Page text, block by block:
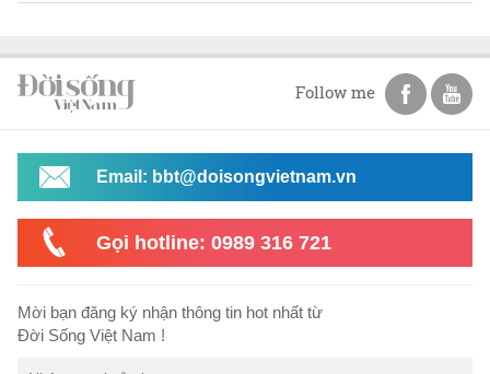
Follow me
Email: bbt@doisongvietnam.vn
Gọi hotline: 0989 316 721
Mời bạn đăng ký nhận thông tin hot nhất từ
Đời Sống Việt Nam !